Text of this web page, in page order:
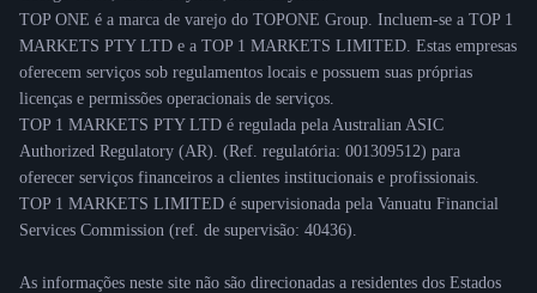
TOP ONE é a marca de varejo do TOPONE Group. Incluem-se a TOP 1
MARKETS PTY LTD e a TOP 1 MARKETS LIMITED. Estas empresas
oferecem serviços sob regulamentos locais e possuem suas próprias
licenças e permissões operacionais de serviços.
TOP 1 MARKETS PTY LTD é regulada pela Australian ASIC
Authorized Regulatory (AR). (Ref. regulatória: 001309512) para
oferecer serviços financeiros a clientes institucionais e profissionais.
TOP 1 MARKETS LIMITED é supervisionada pela Vanuatu Financial
Services Commission (ref. de supervisão: 40436).
As informações neste site não são direcionadas a residentes dos Estados